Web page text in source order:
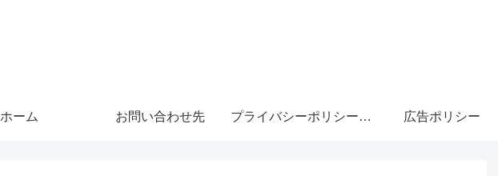
ホーム お問い合わせ先 プライバシーポリシー・免責事項 広告ポリシー